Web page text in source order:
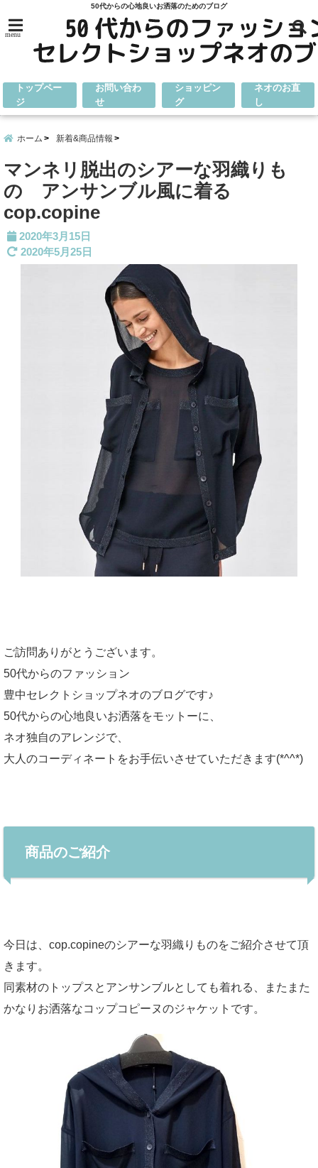
50代からの心地良いお洒落のためのブログ
menu
トップペー
ジ
お問い合わ
せ
ショッピン
グ
ネオのお直
し
ホーム 新着&商品情報
マンネリ脱出のシアーな羽織りも
の アンサンブル風に着る
cop.copine
2020年3月15日
2020年5月25日
ご訪問ありがとうございます。
50代からのファッション
豊中セレクトショップネオのブログです♪
50代からの心地良いお洒落をモットーに、
ネオ独自のアレンジで、
大人のコーディネートをお手伝いさせていただきます(*^^*)
商品のご紹介
今日は、cop.copineのシアーな羽織りものをご紹介させて頂
きます。
同素材のトップスとアンサンブルとしても着れる、またまた
かなりお洒落なコップコピーヌのジャケットです。